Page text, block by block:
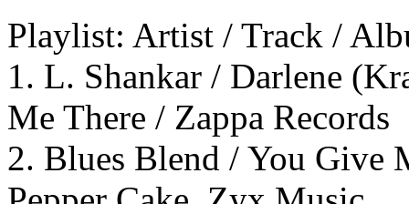
Playlist: Artist / Track /
1. L. Shankar / Darlene
Me There / Zappa Records
2. Blues Blend / You Give